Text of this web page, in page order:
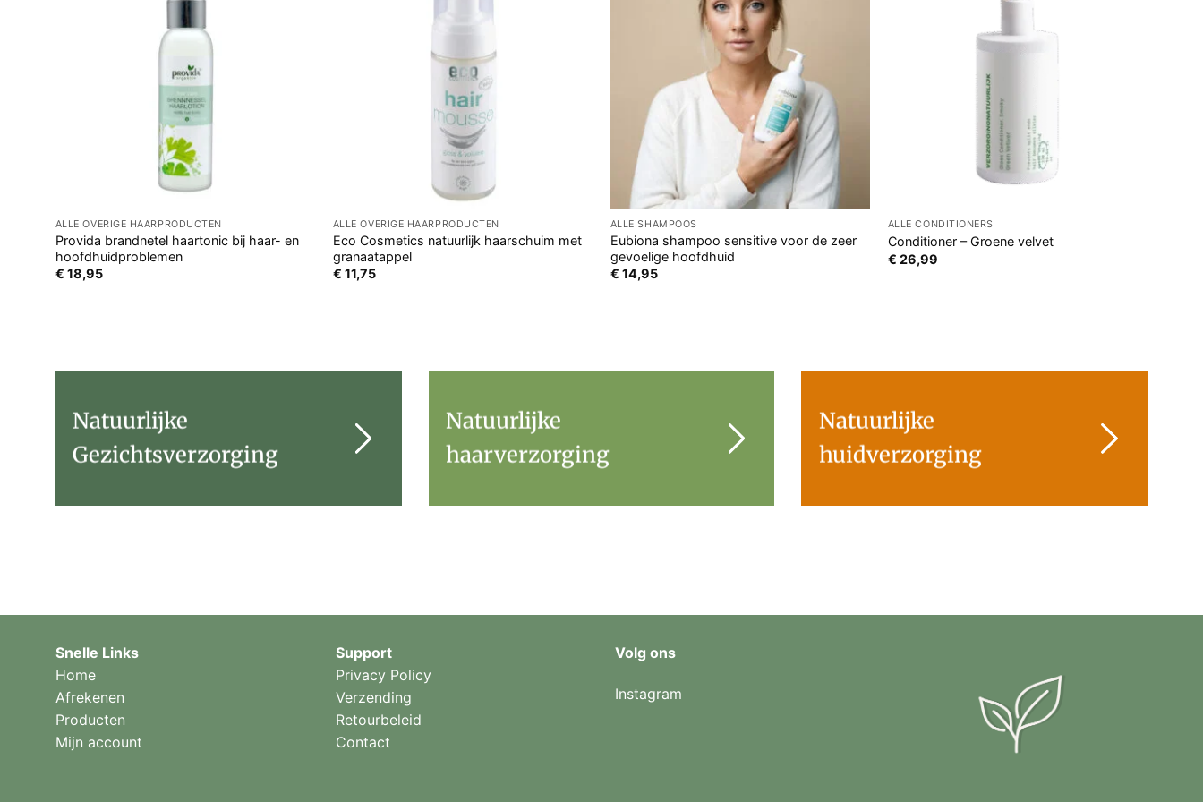
ALLE OVERIGE HAARPRODUCTEN
Provida brandnetel haartonic bij haar- en
hoofdhuidproblemen
€ 18,95
ALLE OVERIGE HAARPRODUCTEN
Eco Cosmetics natuurlijk haarschuim met
granaatappel
€ 11,75
ALLE SHAMPOOS
Eubiona shampoo sensitive voor de zeer
gevoelige hoofdhuid
€ 14,95
ALLE CONDITIONERS
Conditioner – Groene velvet
€ 26,99
Natuurlijke
Gezichtsverzorging
Natuurlijke
haarverzorging
Natuurlijke
huidverzorging
Snelle Links
Home
Afrekenen
Producten
Mijn account
Support
Privacy Policy
Verzending
Retourbeleid
Contact
Volg ons
Instagram